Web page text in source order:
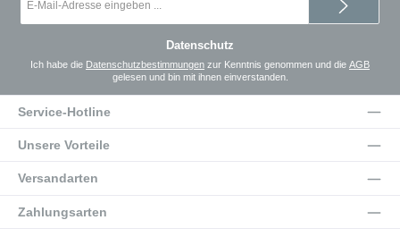
Mail-
Datenschutz
Ich habe die Datenschutzbestimmungen zur Kenntnis genommen und die AGB
gelesen und bin mit ihnen einverstanden.
Service-Hotline
Unsere Vorteile
Versandarten
Zahlungsarten